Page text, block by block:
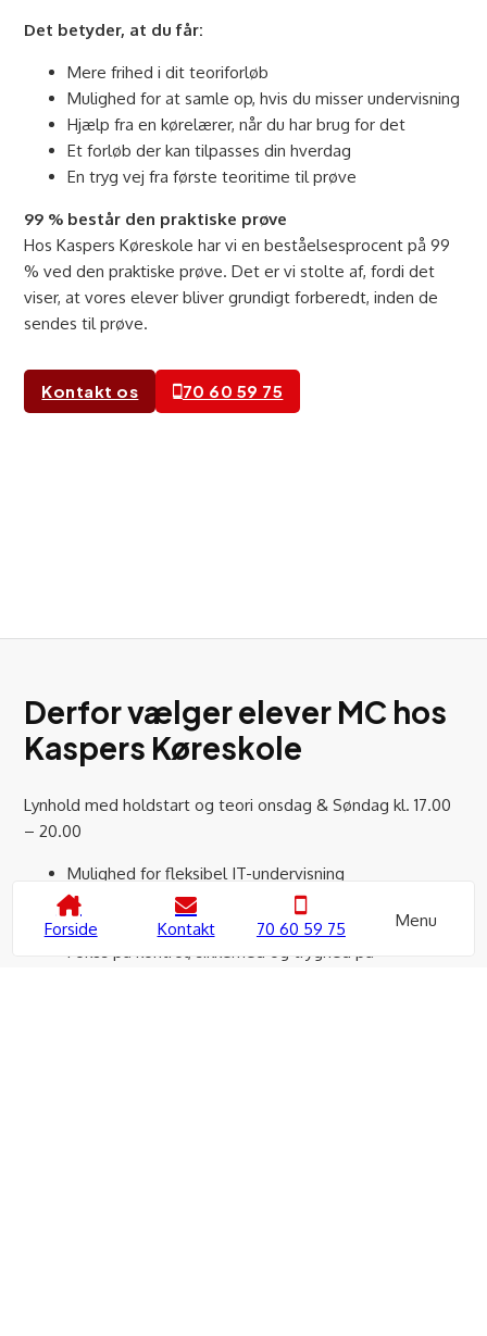
Forside Kontakt 70 60 59 75 Menu
Det betyder, at du får:
Mere frihed i dit teoriforløb
Mulighed for at samle op, hvis du misser undervisning
Hjælp fra en kørelærer, når du har brug for det
Et forløb der kan tilpasses din hverdag
En tryg vej fra første teoritime til prøve
99 % består den praktiske prøve
Hos Kaspers Køreskole har vi en beståelsesprocent på 99
% ved den praktiske prøve. Det er vi stolte af, fordi det
viser, at vores elever bliver grundigt forberedt, inden de
sendes til prøve.
Kontakt os 70 60 59 75
Derfor vælger elever MC hos
Kaspers Køreskole
Lynhold med holdstart og teori onsdag & Søndag kl. 17.00
– 20.00
Mulighed for fleksibel IT-undervisning
Fysisk teoriundervisning efter lovens krav
Tydelig plan for hele forløbet